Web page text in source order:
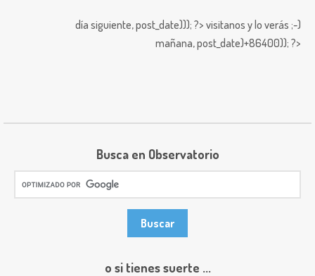
día siguiente,post_date))); ?> visitanos y lo verás ;-)
mañana,post_date)+86400)); ?>
Busca en Observatorio
o si tienes suerte ...